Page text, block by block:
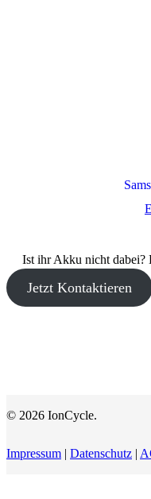
Ist ihr Akku nicht dabei?
Jetzt Kontaktieren
© 2026 IonCycle.
Impressum | Datenschutz |